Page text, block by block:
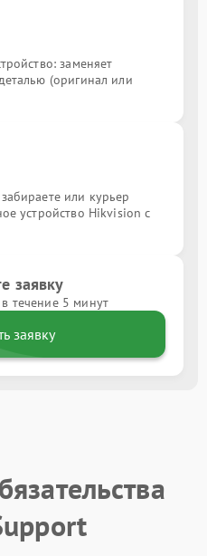
заменяет
(оригинал или
или курьер
устройство Hikvision с
заявку
течение 5 минут
заявку